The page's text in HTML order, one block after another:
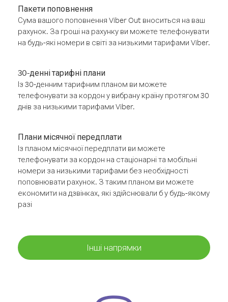
Пакети поповнення
Сума вашого поповнення Viber Out вноситься на ваш
рахунок. За гроші на рахунку ви можете телефонувати
на будь-які номери в світі за низькими тарифами Viber.
30-денні тарифні плани
Із 30-денним тарифним планом ви можете
телефонувати за кордон у вибрану країну протягом 30
днів за низькими тарифами Viber.
Плани місячної передплати
Із планом місячної передплати ви можете
телефонувати за кордон на стаціонарні та мобільні
номери за низькими тарифами без необхідності
поповнювати рахунок. З таким планом ви можете
економити на дзвінках, які здійснювали б у будь-якому
разі
Інші напрямки